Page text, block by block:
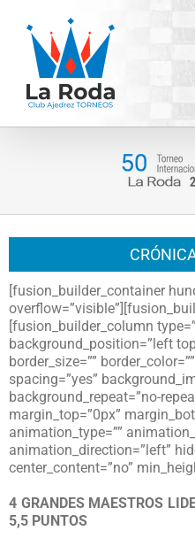
contenido
[fusion_builder_container
[fusion_builder_column
background_position=”left
border_size=””
spacing=”yes”
background_repeat=”no-
margin_top=”0px”
animation_type=””
animation_direction=”left”
center_content=”no”
4 GRANDES MAESTROS
5,5 PUNTOS